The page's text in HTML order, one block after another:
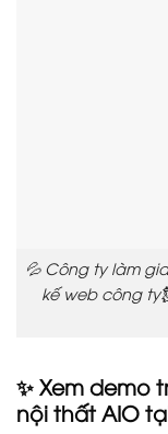
💦 Công ty làm
kế web công
✨ Xem demo
nội thất AIO